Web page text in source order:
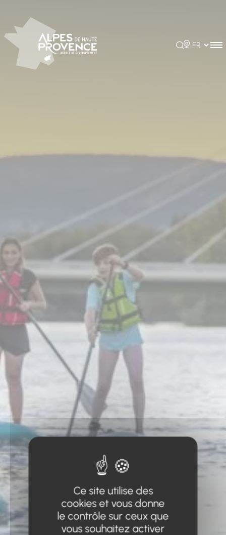
Rechercher
Choisir la
Ce site utilise des
cookies et vous donne
le contrôle sur ceux que
vous souhaitez activer